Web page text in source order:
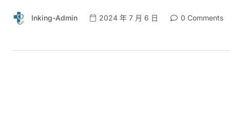
Inking-Admin 2024 年 7 月 6 日 0 Comments